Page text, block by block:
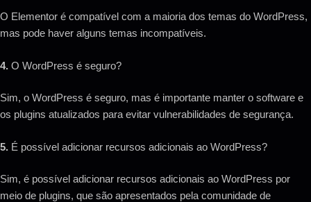
O Elementor é compatível com a maioria dos temas do WordPress,
mas pode haver alguns temas incompatíveis.
4. O WordPress é seguro?
Sim, o WordPress é seguro, mas é importante manter o software e
os plugins atualizados para evitar vulnerabilidades de segurança.
5. É possível adicionar recursos adicionais ao WordPress?
Sim, é possível adicionar recursos adicionais ao WordPress por
meio de plugins, que são apresentados pela comunidade de